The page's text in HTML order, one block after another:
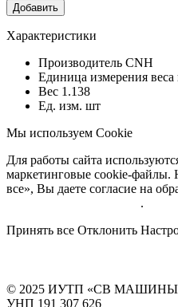
Добавить
Характеристики
Производитель CNH
Единица измерения веса
Вес 1.138
Ед. изм. шт
Мы используем Cookie
Для работы сайта
маркетинговые cookie-
все», Вы даете согласие на
.
Принять все Отклонить
© 2025 ИУТП «СВ
УНП 191 307 626